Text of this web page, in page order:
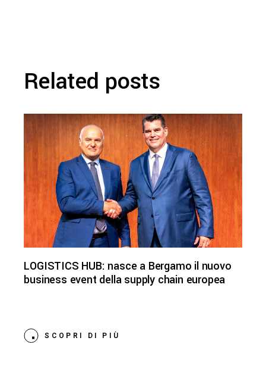
Related posts
LOGISTICS HUB: nasce a Bergamo il nuovo
business event della supply chain europea
SCOPRI DI PIÙ